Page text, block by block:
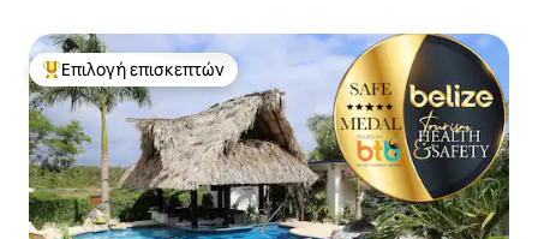
Κορυφαία επιλογή επισκεπτών
Επιλογή επισκεπτών